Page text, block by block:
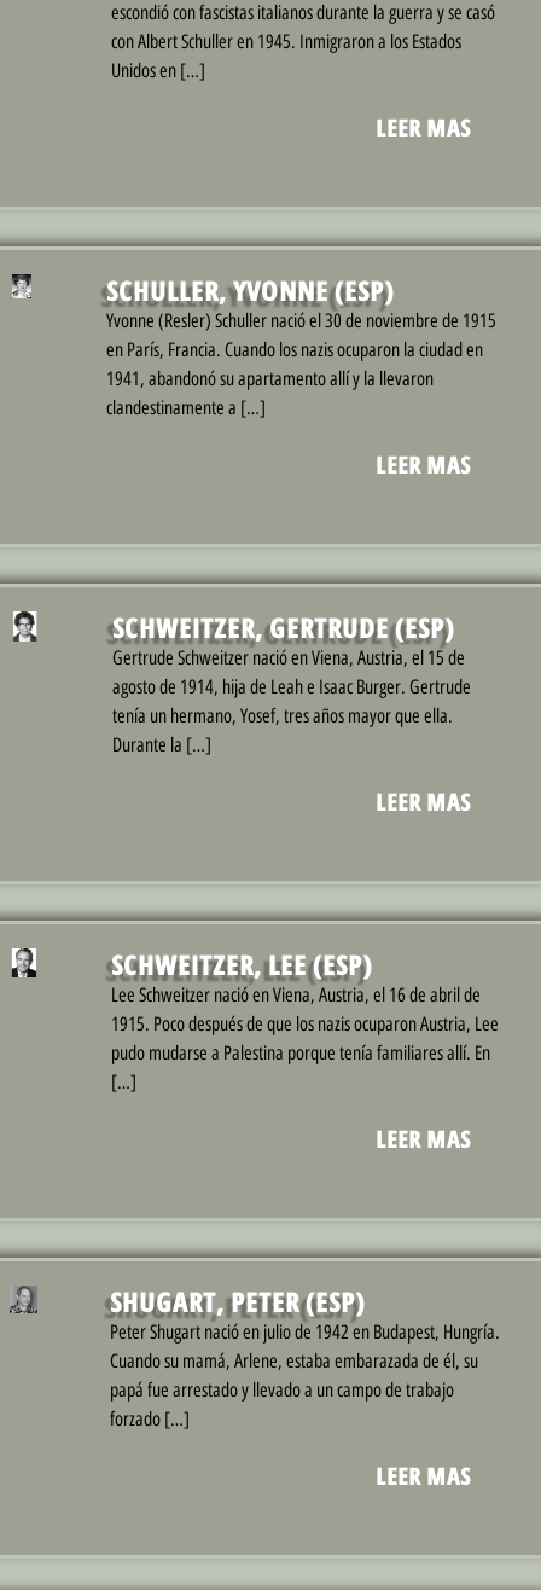
escondió con fascistas italianos durante la guerra y se casó
con Albert Schuller en 1945. Inmigraron a los Estados
Unidos en […]
LEER MAS
SCHULLER, YVONNE (ESP)
Yvonne (Resler) Schuller nació el 30 de noviembre de 1915
en París, Francia. Cuando los nazis ocuparon la ciudad en
1941, abandonó su apartamento allí y la llevaron
clandestinamente a […]
LEER MAS
SCHWEITZER, GERTRUDE (ESP)
Gertrude Schweitzer nació en Viena, Austria, el 15 de
agosto de 1914, hija de Leah e Isaac Burger. Gertrude
tenía un hermano, Yosef, tres años mayor que ella.
Durante la […]
LEER MAS
SCHWEITZER, LEE (ESP)
Lee Schweitzer nació en Viena, Austria, el 16 de abril de
1915. Poco después de que los nazis ocuparon Austria, Lee
pudo mudarse a Palestina porque tenía familiares allí. En
[…]
LEER MAS
SHUGART, PETER (ESP)
Peter Shugart nació en julio de 1942 en Budapest, Hungría.
Cuando su mamá, Arlene, estaba embarazada de él, su
papá fue arrestado y llevado a un campo de trabajo
forzado […]
LEER MAS